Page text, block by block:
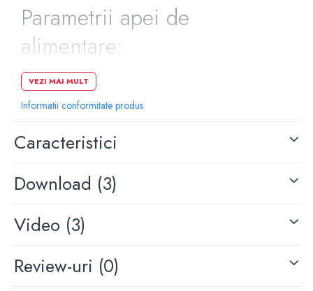
Parametrii apei de
alimentare:
Pentru o buna functionare a
statiilor, calitatea apei la
intrarea in acestea trebuie
vedere al continutului de:
Duritate maxima: 42dH
Mangan maxim: 0,05mg/l
Particule: < 100 microni
VEZI MAI MULT
Informatii conformitate produs
Caracteristici
Download (3)
Video (3)
Review-uri (0)